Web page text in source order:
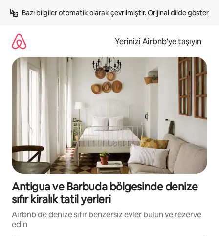
atla
Bazı bilgiler otomatik olarak çevrilmiştir. Orijinal dilde göster
Yerinizi Airbnb'ye taşıyın
Antigua ve Barbuda bölgesinde denize
sıfır kiralık tatil yerleri
Airbnb'de denize sıfır benzersiz evler bulun ve rezerve
edin